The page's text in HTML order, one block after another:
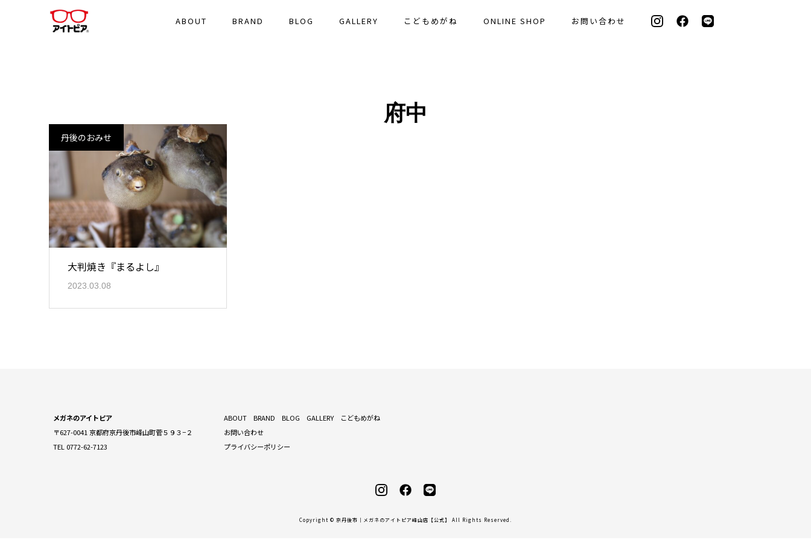
ABOUT BRAND BLOG GALLERY こどもめがね ONLINE SHOP お問い合わせ
府中
丹後のおみせ
大判焼き『まるよし』
2023.03.08
メガネのアイトピア
〒627-0041 京都府京丹後市峰山町菅５９３−２
TEL 0772-62-7123
ABOUT BRAND BLOG GALLERY
こどもめがね
お問い合わせ
プライバシーポリシー
Copyright © 京丹後市｜メガネのアイトピア峰山店【公式】 All Rights Reserved.